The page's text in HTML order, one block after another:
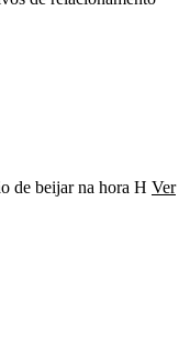
de beijar na hora H Ver